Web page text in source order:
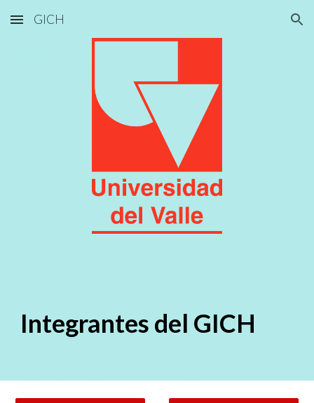
Skip to main content Skip to navigation
GICH
Integrantes del GICH